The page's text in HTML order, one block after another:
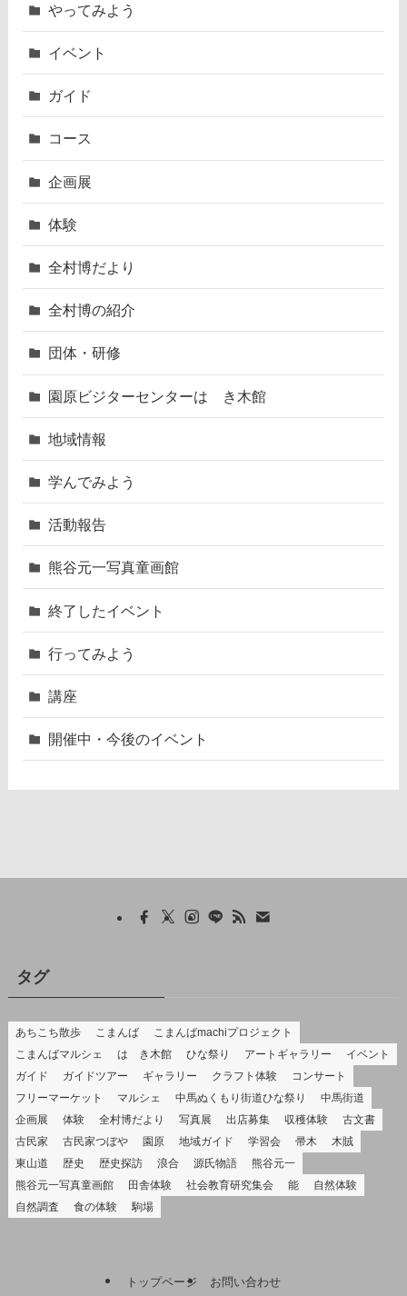
やってみよう
イベント
ガイド
コース
企画展
体験
全村博だより
全村博の紹介
団体・研修
園原ビジターセンターはゝき木館
地域情報
学んでみよう
活動報告
熊谷元一写真童画館
終了したイベント
行ってみよう
講座
開催中・今後のイベント
タグ
あちこち散歩 こまんば
こまんばmachiプロジェクト
こまんばマルシェ
はゝき木館 ひな祭り アートギャラリー
イベント
ガイド
ガイドツアー ギャラリー クラフト体験
コンサート
フリーマーケット
マルシェ 中馬ぬくもり街道ひな祭り
中馬街道
企画展
体験 全村博だより 写真展 出店募集 収穫体験
古文書
古民家
古民家つぼや 園原 地域ガイド 学習会 帚木
木賊
東山道
歴史 歴史探訪 浪合 源氏物語
熊谷元一
熊谷元一写真童画館
田舎体験 社会教育研究集会 能
自然体験
自然調査
食の体験 駒場
トップページ お問い合わせ